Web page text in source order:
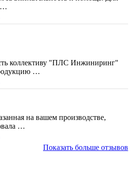
…
коллективу "ПЛС Инжиниринг"
…
на вашем производстве,
…
Показать больше отзывов